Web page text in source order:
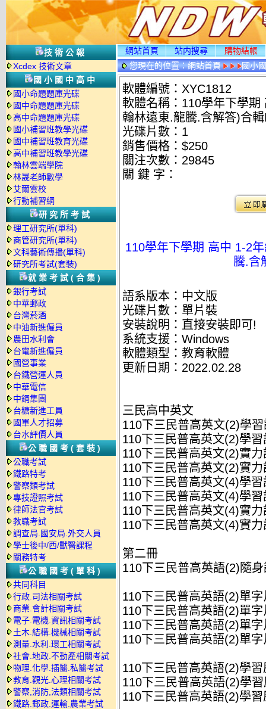
技術公報
Xcdex 技術文章
國小國中高中
國小命題題庫光碟
國中命題題庫光碟
高中命題題庫光碟
國小補習班教學光碟
國中補習班教育光碟
高中補習班教學光碟
翰林雲端學院
林晟老師數學
艾爾雲校
行動補習網
研究所考試
理工研究所(單科)
商管研究所(單科)
文科藝術傳播(單科)
研究所考試(套裝)
就業考試(合集)
銀行考試
中華郵政
台灣菸酒
中油新進僱員
農田水利會
台電新進僱員
國營事業
台鐵營運人員
中華電信
中鋼集團
台糖新進工員
國軍人才招募
台水評價人員
公職國考(套裝)
公職考試
鐵路特考
警察類考試
專技證照考試
律師法官考試
教職考試
調查局.國安局.外交人員
學士後中/西/獸醫課程
關務特考
公職國考(單科)
共同科目
行政.司法相關考試
商業.會計相關考試
電子.電機.資訊相關考試
土木.結構.機械相關考試
測量.水利.環工相關考試
社會.地政.不動產相關考試
物理.化學.插醫.私醫考試
教育.觀光.心理相關考試
警察,消防,法類相關考試
鐵路.郵政.運輸.農業考試
網站首頁 站内搜尋
購物結帳
您現在的位置：網站首頁 國小
軟體編號：XYC1812
軟體名稱：110學年下學
翰林遠東.龍騰.含解答)合
光碟片數：1
銷售價格：$250
關注次數： 29845
關 鍵 字：
110學年下學期 高中 1-2
騰.含
語系版本：中文版
光碟片數：單片裝
安裝說明：直接安裝即可!
系統支援：Windows
軟體類型：教育軟體
更新日期：2022.02.28
三民高中英文
110下三民普高英文(2)學
110下三民普高英文(2)學
110下三民普高英文(2)實
110下三民普高英文(2)實
110下三民普高英文(4)學
110下三民普高英文(4)學
110下三民普高英文(4)實
110下三民普高英文(4)實
第二冊
110下三民普高英語(2)隨
110下三民普高英語(2)單
110下三民普高英語(2)單
110下三民普高英語(2)單
110下三民普高英語(2)單
110下三民普高英語(2)學
110下三民普高英語(2)學
110下三民普高英語(2)學